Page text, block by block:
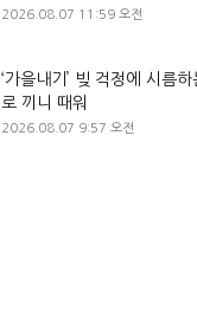
2026.08.07 11:59 오전
‘가을내기’ 빚 걱정에 시름
로 끼니 때워
2026.08.07 9:57 오전